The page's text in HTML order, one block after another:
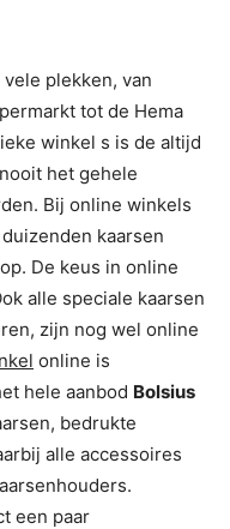
plekken, van
tot de Hema
winkel s is de altijd
het gehele
Bij online winkels
kaarsen
De keus in online
alle speciale kaarsen
zijn nog wel online
online is
hele aanbod Bolsius
bedrukte
alle accessoires
een paar